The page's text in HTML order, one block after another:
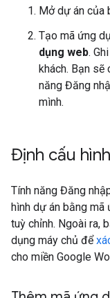
Mở dự án của
Tạo mã ứng
dụng web.
khách. Bạn sẽ
năng Đăng
mình.
Định cấu
Tính năng Đăng
hình dự án bằng mã
tuỳ chỉnh. Ngoài ra,
dụng máy chủ để
cho miền Google